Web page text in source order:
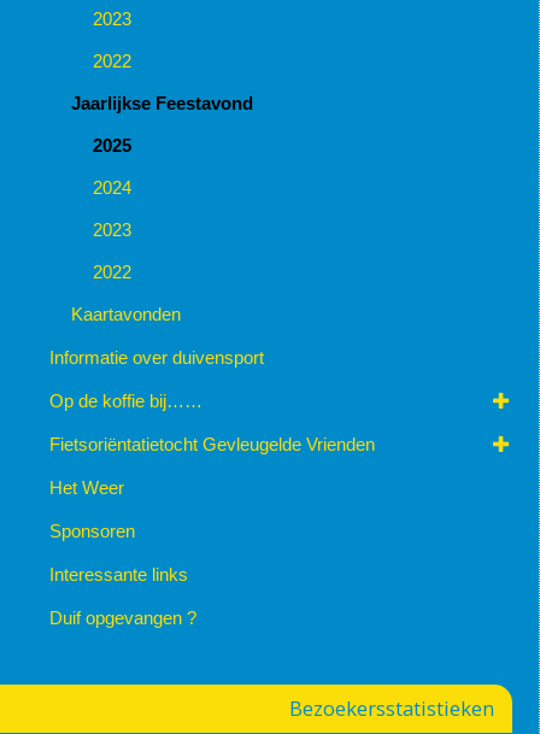
2023
2022
Jaarlijkse Feestavond
2025
2024
2023
2022
Kaartavonden
Informatie over duivensport
Op de koffie bij……
Fietsoriëntatietocht Gevleugelde Vrienden
Het Weer
Sponsoren
Interessante links
Duif opgevangen ?
Bezoekersstatistieken